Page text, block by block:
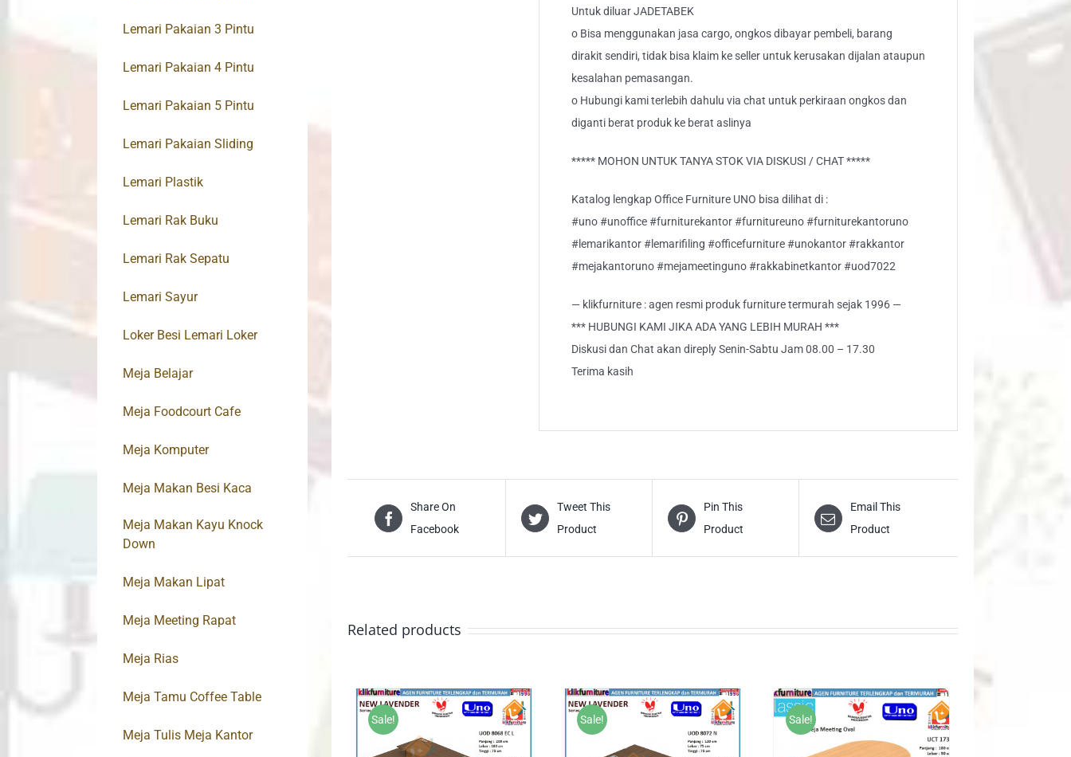
Untuk diluar JADETABEK
o Bisa menggunakan jasa cargo, ongkos dibayar pembeli, barang
dirakit sendiri, tidak bisa klaim ke seller untuk kerusakan dijalan ataupun
kesalahan pemasangan.
o Hubungi kami terlebih dahulu via chat untuk perkiraan ongkos dan
diganti berat produk ke berat aslinya
***** MOHON UNTUK TANYA STOK VIA DISKUSI / CHAT *****
Katalog lengkap Office Furniture UNO bisa dilihat di :
#uno #unoffice #furniturekantor #furnitureuno #furniturekantoruno
#lemarikantor #lemarifiling #officefurniture #unokantor #rakkantor
#mejakantoruno #mejameetinguno #rakkabinetkantor #uod7022
— klikfurniture : agen resmi produk furniture termurah sejak 1996 —
*** HUBUNGI KAMI JIKA ADA YANG LEBIH MURAH ***
Diskusi dan Chat akan direply Senin-Sabtu Jam 08.00 – 17.30
Terima kasih
Share On
Facebook
Tweet This
Product
Pin This
Product
Email This
Product
Related products
Sale! Sale! Sale!
Lemari Pakaian 3 Pintu
Lemari Pakaian 4 Pintu
Lemari Pakaian 5 Pintu
Lemari Pakaian Sliding
Lemari Plastik
Lemari Rak Buku
Lemari Rak Sepatu
Lemari Sayur
Loker Besi Lemari Loker
Meja Belajar
Meja Foodcourt Cafe
Meja Komputer
Meja Makan Besi Kaca
Meja Makan Kayu Knock
Down
Meja Makan Lipat
Meja Meeting Rapat
Meja Rias
Meja Tamu Coffee Table
Meja Tulis Meja Kantor